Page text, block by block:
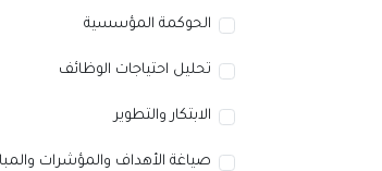
الحوكمة المؤسسية
تحليل احتياجات الوظائف
الابتكار والتطوير
صياغة الأهداف والمؤشرات